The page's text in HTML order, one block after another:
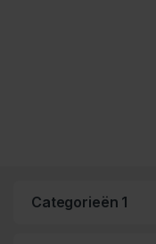
Categorieën 1